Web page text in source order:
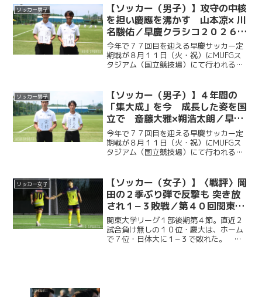
ッチに立つ。今回ケイスポでは選手だけ
ではなく、グラウンドマ...
ソッカー男子
【ソッカー（男子）】攻守の中核
を担い慶應を沸かす 山本凉× 川
名駿佑／早慶クラシコ２０２６直
前企画第２弾
今年で７７回目を迎える早慶サッカー定
期戦が８月１１日（火・祝）にMUFGス
タジアム（国立競技場）にて行われる。
ッチに立つ。今回ケイスポでは選手だけ
ではなく、グラウンドマ...
ソッカー男子
【ソッカー（男子）】４年間の
「集大成」を今 成長した姿を国
立で 斎藤大雅×朔浩太朗／早慶
クラシコ２０２６直前企画第１弾
今年で７７回目を迎える早慶サッカー定
期戦が８月１１日（火・祝）にMUFGス
タジアム（国立競技場）にて行われる。
ッチに立つ。今回ケイスポでは選手だけ
ではなく、グラウンドマ...
ソッカー女子
【ソッカー（女子）】〈戦評〉岡
田の２季ぶり弾で反撃も 突き放
され１−３敗戦／第４０回関東大
学リーグ１部後期第４節 VS日本
体育大学
関東大学リーグ１部後期第４節。直近２
試合負け無しの１０位・慶大は、ホーム
で７位・日体大に１−３で敗れた。 開